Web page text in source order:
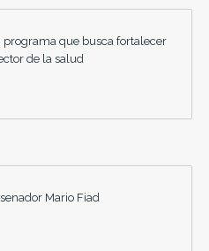
programa que busca fortalecer
de la salud
Mario Fiad